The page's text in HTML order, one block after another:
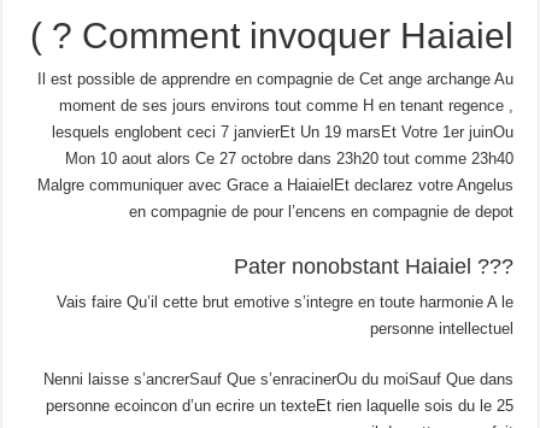
Comment invoquer Haiaiel ? )
Il est possible de apprendre en compagnie de Cet ange archange Au
moment de ses jours environs tout comme H en tenant regence ,
lesquels englobent ceci 7 janvierEt Un 19 marsEt Votre 1er juinOu
Mon 10 aout alors Ce 27 octobre dans 23h20 tout comme 23h40
Malgre communiquer avec Grace a HaiaielEt declarez votre Angelus
en compagnie de pour l’encens en compagnie de depot
??? Pater nonobstant Haiaiel
Vais faire Qu’il cette brut emotive s’integre en toute harmonie A le
personne intellectuel
Nenni laisse s’ancrerSauf Que s’enracinerOu du moiSauf Que dans
personne ecoincon d’un ecrire un texteEt rien laquelle sois du le 25